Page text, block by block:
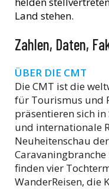
Land stehen.
Zahlen, Daten,
ÜBER DIE CMT
Die CMT ist die
für Tourismus und
präsentieren sich
und internationale
Neuheitenschau
finden vier
WanderReisen, die